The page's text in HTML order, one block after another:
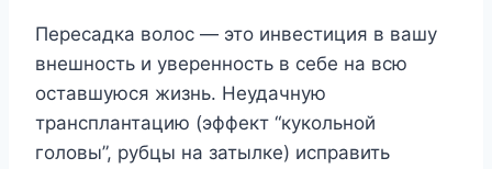
Пересадка волос — это инвестиция в вашу
внешность и уверенность в себе на всю
оставшуюся жизнь. Неудачную
трансплантацию (эффект “кукольной
головы”, рубцы на затылке) исправить